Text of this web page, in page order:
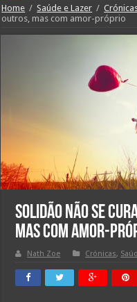
Home / Saúde e Lazer /
outros, mas com amor-próprio
Solidão não se
mas com amor-
Nath Zoe Crónicas,